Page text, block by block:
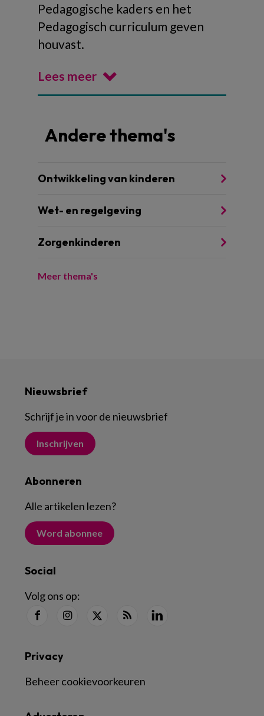
Pedagogische kaders en het
Pedagogisch curriculum geven
houvast.
Lees meer
Andere thema's
Ontwikkeling van kinderen
Wet- en regelgeving
Zorgenkinderen
Meer thema's
Nieuwsbrief
Schrijf je in voor de nieuwsbrief
Inschrijven
Abonneren
Alle artikelen lezen?
Word abonnee
Social
Volg ons op:
Privacy
Beheer cookievoorkeuren